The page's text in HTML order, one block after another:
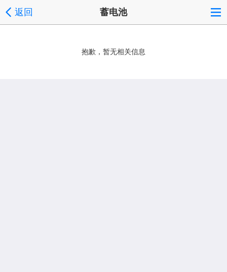
返回 蓄电池
抱歉，暂无相关信息